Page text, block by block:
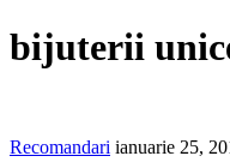
bijuterii
Recomandari ianuarie 25,